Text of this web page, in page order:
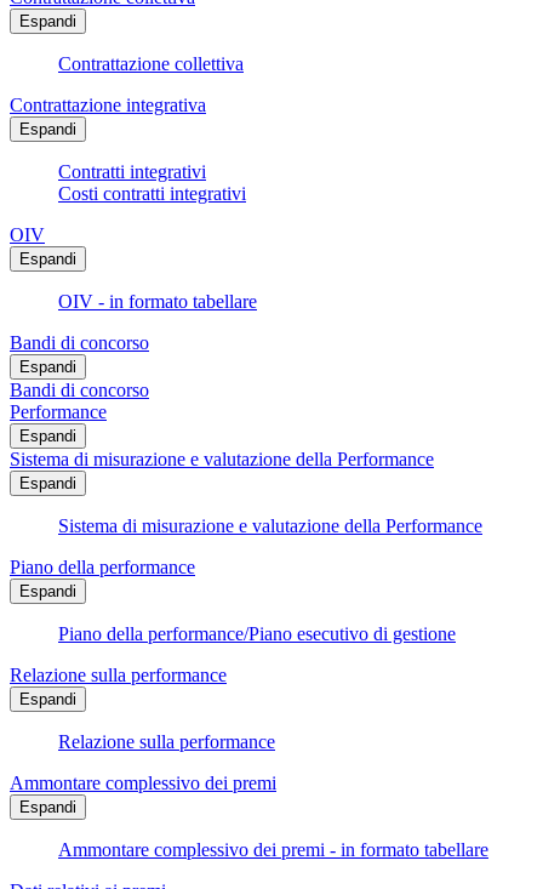
Espandi
Contrattazione collettiva
Contrattazione integrativa
Espandi
Contratti integrativi
Costi contratti integrativi
OIV
Espandi
OIV - in formato tabellare
Bandi di concorso
Espandi
Bandi di concorso
Performance
Espandi
Sistema di misurazione e valutazione della Performance
Espandi
Sistema di misurazione e valutazione della Performance
Piano della performance
Espandi
Piano della performance/Piano esecutivo di gestione
Relazione sulla performance
Espandi
Relazione sulla performance
Ammontare complessivo dei premi
Espandi
Ammontare complessivo dei premi - in formato tabellare